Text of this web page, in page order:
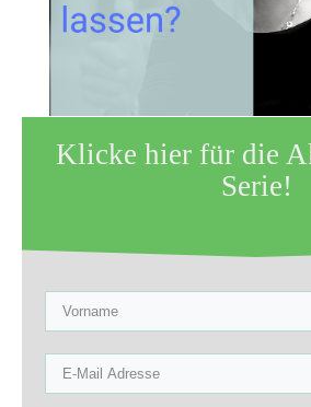
Zuletzt aktualisiert am 29.
Die Xing-
Investition
Der Spruch: Kauf, was du
Klicke hier für die
Serie!